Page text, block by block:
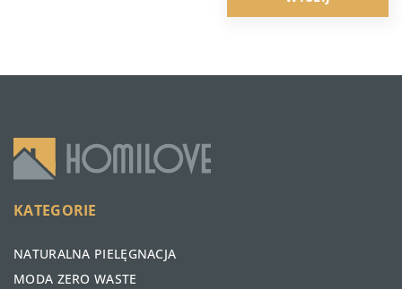
KATEGORIE
NATURALNA PIELĘGNACJA
MODA ZERO WASTE